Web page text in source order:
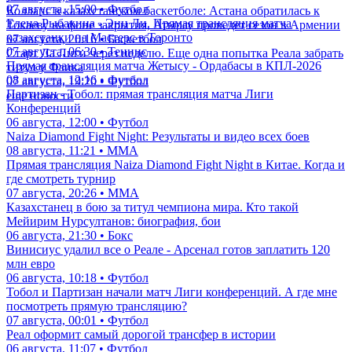
Коллапс в казахстанском баскетболе: Астана обратилась к
Токаеву на фоне закрытия, Атырау проведет сезон в Армении
07 августа, 20:16 • Баскетбол
Старт Ла Лиги через неделю. Еще одна попытка Реала забрать
титул у Флика
07 августа, 19:20 • Футбол
еще новости
07 августа, 15:00 • Футбол
Елена Рыбакина - Энн Ли. Прямая трансляция матча
казахстанки на Мастерс в Торонто
07 августа, 06:30 • Теннис
Прямая трансляция матча Жетысу - Ордабасы в КПЛ-2026
08 августа, 12:16 • Футбол
Партизан - Тобол: прямая трансляция матча Лиги
Конференций
06 августа, 12:00 • Футбол
Naiza Diamond Fight Night: Результаты и видео всех боев
08 августа, 11:21 • ММА
Прямая трансляция Naiza Diamond Fight Night в Китае. Когда и
где смотреть турнир
07 августа, 20:26 • ММА
Казахстанец в бою за титул чемпиона мира. Кто такой
Мейирим Нурсултанов: биография, бои
06 августа, 21:30 • Бокс
Винисиус удалил все о Реале - Арсенал готов заплатить 120
млн евро
06 августа, 10:18 • Футбол
Тобол и Партизан начали матч Лиги конференций. А где мне
посмотреть прямую трансляцию?
07 августа, 00:01 • Футбол
Реал оформит самый дорогой трансфер в истории
06 августа, 11:07 • Футбол